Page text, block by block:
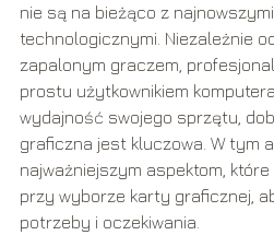
nie są na bieżąco z
technologicznymi. Niezależnie
zapalonym graczem,
prostu użytkownikiem
wydajność swojego sprzętu,
graficzna jest kluczowa. W tym
najważniejszym aspektom,
przy wyborze karty graficznej,
potrzeby i oczekiwania.